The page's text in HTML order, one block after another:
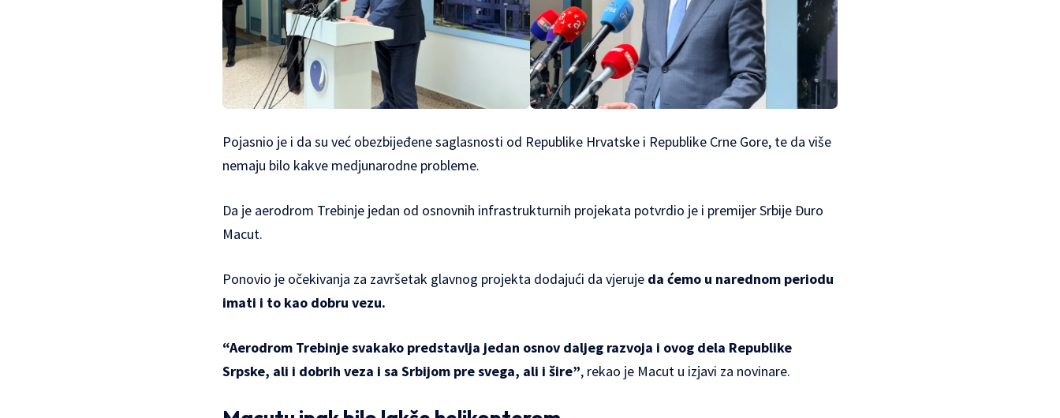
Pojasnio je i da su već obezbijeđene saglasnosti od Republike Hrvatske i Republike Crne Gore, te da više
nemaju bilo kakve medjunarodne probleme.
Da je aerodrom Trebinje jedan od osnovnih infrastrukturnih projekata potvrdio je i premijer Srbije Đuro
Macut.
Ponovio je očekivanja za završetak glavnog projekta dodajući da vjeruje da ćemo u narednom periodu
imati i to kao dobru vezu.
“Aerodrom Trebinje svakako predstavlja jedan osnov daljeg razvoja i ovog dela Republike
Srpske, ali i dobrih veza i sa Srbijom pre svega, ali i šire”, rekao je Macut u izjavi za novinare.